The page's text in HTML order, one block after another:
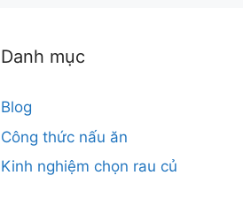
Danh mục
Blog
Công thức nấu ăn
Kinh nghiệm chọn rau củ